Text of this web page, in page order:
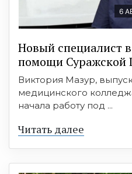
6
Новый специалист
помощи Суражской
Виктория Мазур,
медицинского
начала работу под ...
Читать далее